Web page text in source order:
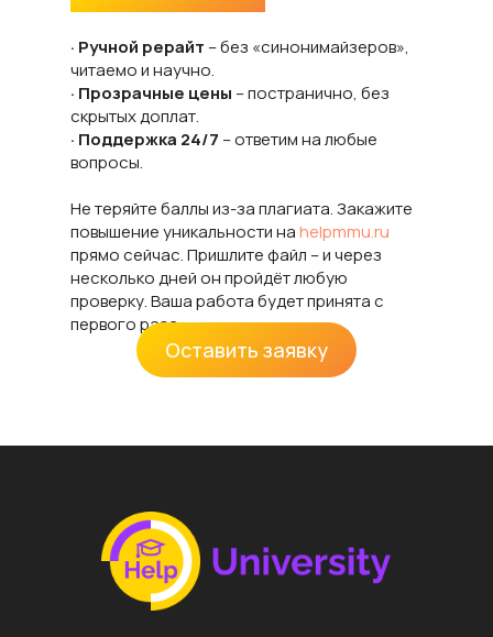
· Ручной рерайт – без «синонимайзеров»,
читаемо и научно.
· Прозрачные цены – постранично, без
скрытых доплат.
· Поддержка 24/7 – ответим на любые
вопросы.
Не теряйте баллы из-за плагиата. Закажите
повышение уникальности наhelpmmu.ru
прямо сейчас. Пришлите файл – и через
несколько дней он пройдёт любую
проверку. Ваша работа будет принята с
первого раза.
Оставить заявку